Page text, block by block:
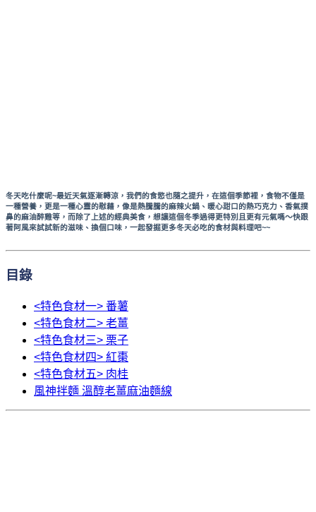
冬天吃什麼呢~最近天氣逐漸轉涼，我們的食慾也隨之提升，在這個季節裡，食物不僅是
一種營養，更是一種心靈的慰藉，像是熱騰騰的麻辣火鍋、暖心甜口的熱巧克力、香氣撲
鼻的麻油醉雞等，而除了上述的經典美食，想讓這個冬季過得更特別且更有元氣嗎～快跟
著阿風來試試新的滋味、換個口味，一起發掘更多冬天必吃的食材與料理吧~~
目錄
<特色食材一> 番薯
<特色食材二> 老薑
<特色食材三> 栗子
<特色食材四> 紅棗
<特色食材五> 肉桂
風神拌麵 溫醇老薑麻油麵線